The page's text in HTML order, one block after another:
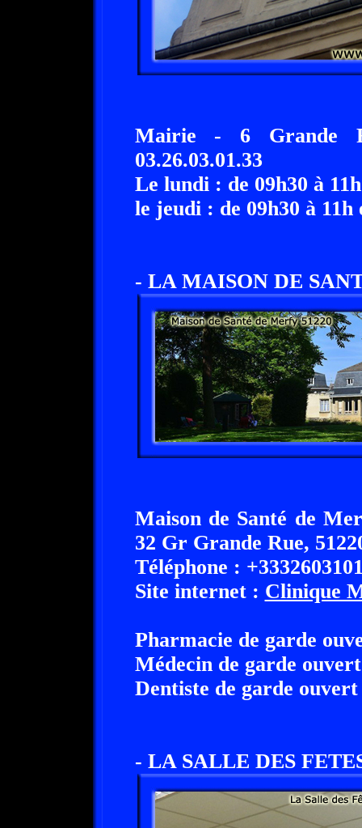
Mairie - 6 Grande
03.26.03.01.33
Le lundi : de 09h30 à
le jeudi : de 09h30 à 11h
- LA MAISON DE
Maison de Santé de
32 Gr Grande Rue,
Téléphone :
Site internet : Clinique
Pharmacie de garde
Médecin de garde
Dentiste de garde
- LA SALLE DES